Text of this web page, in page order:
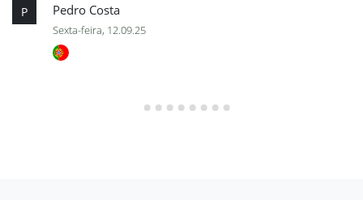
P Pedro Costa
Sexta-feira, 12.09.25